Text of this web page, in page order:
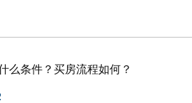
么条件？买房流程如何？